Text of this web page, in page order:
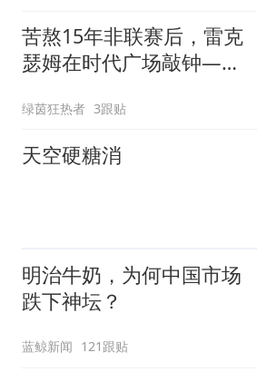
苦熬15年非联赛后，雷克
瑟姆在时代广场敲钟——
绿茵狂热者 3跟贴
天空硬糖消
明治牛奶，为何中国市场
跌下神坛？
蓝鲸新闻 121跟贴